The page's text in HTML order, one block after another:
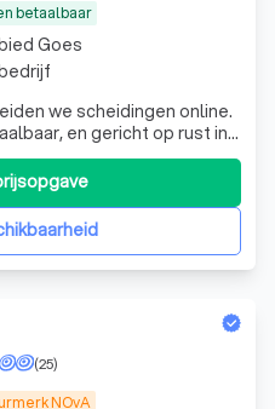
betaalbaar
we scheidingen online.
op rust in
we via de RvRvoor
Goes
NOvA
(25)